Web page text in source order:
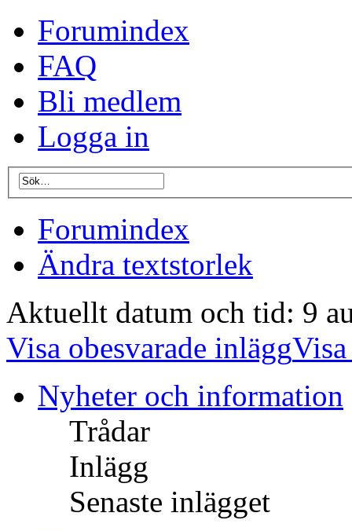
Forumindex
FAQ
Bli medlem
Logga in
Forumindex
Ändra textstorlek
Aktuellt datum och tid: 9
Visa obesvarade inlägg
Nyheter och information
Trådar
Inlägg
Senaste inlägget